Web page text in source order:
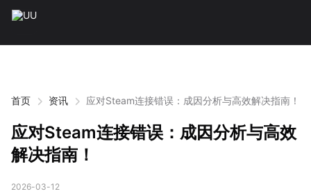
首页 资讯 应对Steam连接错误：成因分析与高效解决指南！
应对Steam连接错误：成因分析与高效
解决指南！
2026-03-12